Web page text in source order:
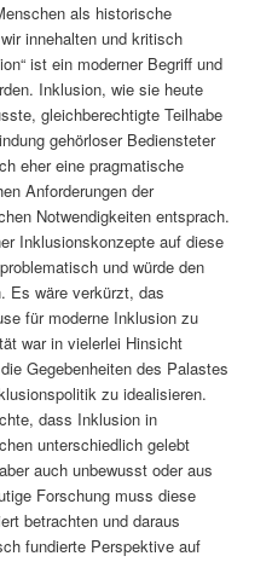
als historische
innehalten und kritisch
ist ein moderner Begriff und
Inklusion, wie sie heute
gleichberechtigte Teilhabe
gehörloser Bediensteter
eher eine pragmatische
Anforderungen der
Notwendigkeiten entsprach.
Inklusionskonzepte auf diese
und würde den
Es wäre verkürzt, das
für moderne Inklusion zu
war in vielerlei Hinsicht
Gegebenheiten des Palastes
zu idealisieren.
dass Inklusion in
unterschiedlich gelebt
auch unbewusst oder aus
Forschung muss diese
betrachten und daraus
fundierte Perspektive auf